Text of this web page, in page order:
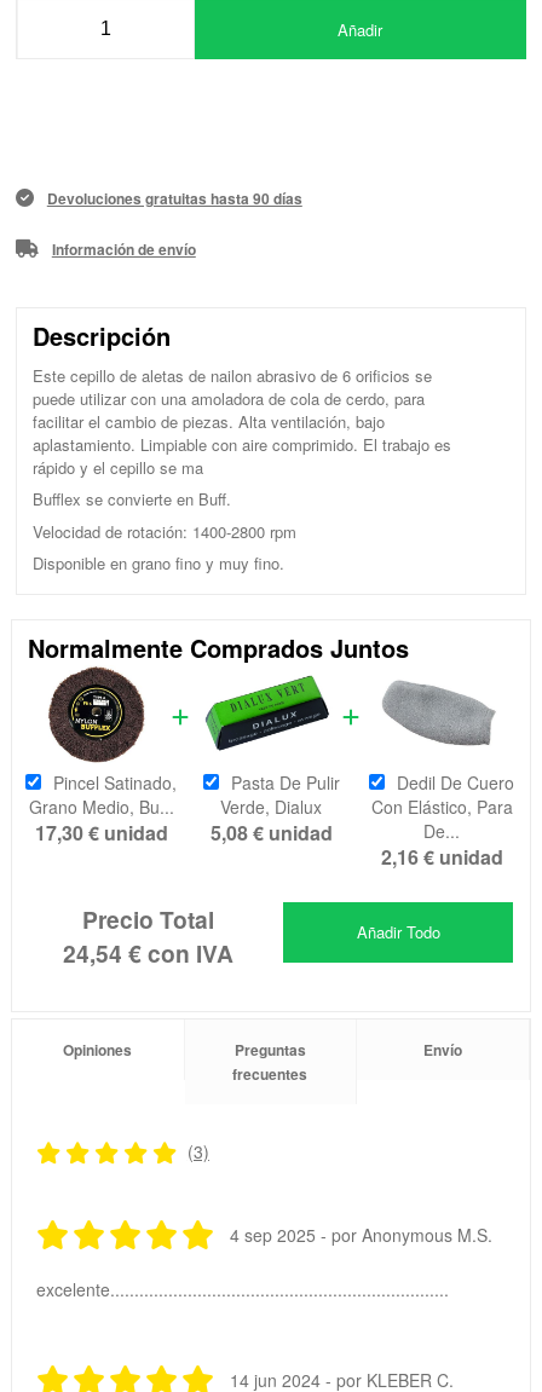
Añadir
Devoluciones gratuitas hasta 90 días
Información de envío
Descripción
Este cepillo de aletas de nailon abrasivo de 6 orificios se
puede utilizar con una amoladora de cola de cerdo, para
facilitar el cambio de piezas. Alta ventilación, bajo
aplastamiento. Limpiable con aire comprimido. El trabajo es
rápido y el cepillo se ma
Bufflex se convierte en Buff.
Velocidad de rotación: 1400-2800 rpm
Disponible en grano fino y muy fino.
Normalmente Comprados Juntos
Pincel Satinado,
Grano Medio, Bu...
17,30 € unidad
Pasta De Pulir
Verde, Dialux
5,08 € unidad
Dedil De Cuero
Con Elástico, Para
De...
2,16 € unidad
Precio Total
24,54 €con IVA
Añadir Todo
Opiniones
Preguntas
frecuentes
Envío
(3)
4 sep 2025 - por Anonymous M.S.
excelente......................................................................
14 jun 2024 - por KLEBER C.